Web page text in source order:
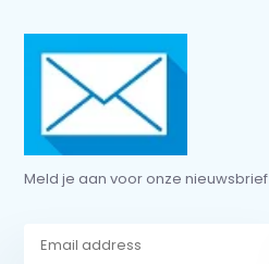
Meld je aan voor onze nieuwsbrief